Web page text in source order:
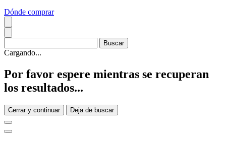
Dónde comprar
Cargando...
Por favor espere mientras se recuperan
los resultados...
Cerrar y continuar Deja de buscar